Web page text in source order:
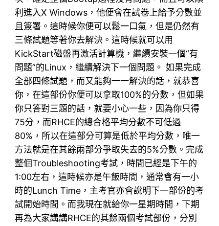
利進入X Windows，他便會在試卷上給予分數並
且簽署。這時候你便可以鬆一口氣，但是仍然有
三條試題等著你去解決。這時候就可以用
KickStart磁盤再激活計算機，繼續安裝一個“有
問題”的Linux，繼續解決下一個問題。 如果完成
全部四條試題，而又能夠一一解決的話，就恭喜
你，在這部份你便可以拿取100%的分數，但如果
你只答對三題的話，就要小心一些，因為你只得
75分，而RHCE的總合格平均分數不可低過
80%，所以在這部分可算是低於平均分數，唯一
方法就是在其餘兩部分爭取失去的5%分數。完成
整個Troubleshooting考試，時間已經是下午的
1:00左右，這時候亦是午飯時間，通常會有一小
時的Lunch Time，主考官亦會說明下一部份的考
試開始時間。而我現在就給你一星期時間，下期
再為大家講講RHCE的其餘兩個考試部份，分別